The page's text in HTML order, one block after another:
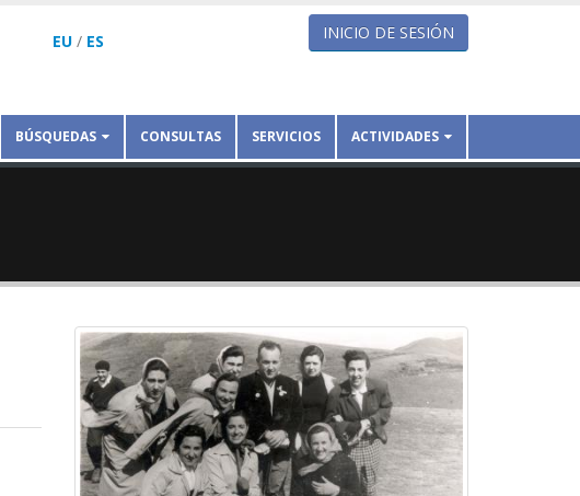
EU / ES INICIO DE SESIÓN
BÚSQUEDAS CONSULTAS SERVICIOS ACTIVIDADES